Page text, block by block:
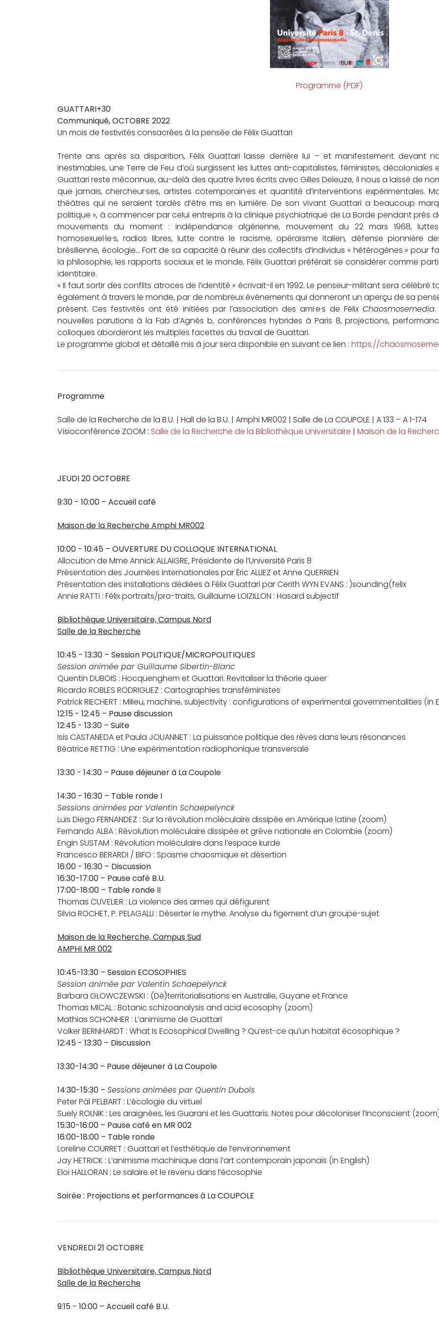
Programme (PDF)
GUATTARI+30
Communiqué,OCTOBRE 2022
Un mois de festivités consacrées à la pensée de Félix Guattari
Trente ans après sa disparition, Félix Guattari laisse derrière lui – et manifestement devant
inestimables, une Terre de Feu d’où surgissent les luttes anti-capitalistes, féministes, décoloniales
Guattari reste méconnue, au-delà des quatre livres écrits avec Gilles Deleuze, il nous a laissé de
que jamais, chercheur·ses, artistes cotemporain·es et quantité d’interventions expérimentales.
théâtres qui ne seraient tardés d’être mis en lumière. De son vivant Guattari a beaucoup
politique », à commencer par celui entrepris à la clinique psychiatrique de La Borde pendant près
mouvements du moment : indépendance algérienne, mouvement du 22 mars 1968,
homosexuel·le·s, radios libres, lutte contre le racisme, opéraïsme italien, défense pionnière
brésilienne, écologie… Fort de sa capacité à réunir des collectifs d’individus « hétérogènes » pour
la philosophie, les rapports sociaux et le monde, Félix Guattari préférait se considérer comme
identitaire.
« Il faut sortir des conflits atroces de l’identité » écrivait-il en 1992. Le penseur-militant sera célébré
également à travers le monde, par de nombreux évènements qui donneront un aperçu de sa
présent. Ces festivités ont été initiées par l’association des ami·e·s de FélixChaosmosemedia
nouvelles parutions à la Fab d’Agnès b, conférences hybrides à Paris 8, projections,
colloques aborderont les multiples facettes du travail de Guattari.
Le programme global et détaillé mis à jour sera disponible en suivant ce lien : https://
Programme
Salle de la Recherche de la B.U. | Hall de la B.U. | Amphi MR002 | Salle de La COUPOLE | A 133 – A 1-174
Visioconférence ZOOM : Salle de la Recherche de la Bibliothèque Universitaire | Maison de la
JEUDI 20 OCTOBRE
9:30 - 10:00 – Accueil café
Maison de la Recherche Amphi MR002
10:00 - 10:45 – OUVERTURE DU COLLOQUE INTERNATIONAL
Allocution de Mme Annick ALLAIGRE, Présidente de l’Université Paris 8
Présentation des Journées internationales par Éric ALLIEZ et Anne QUERRIEN
Présentation des installations dédiées à Félix Guattari par Cerith WYN EVANS : )sounding(felix
Annie RATTI : Félix portraits/pro-traits, Guillaume LOIZILLON : Hasard subjectif
Bibliothèque Universitaire, Campus Nord
Salle de la Recherche
10:45 - 13:30 – Session POLITIQUE/MICROPOLITIQUES
Session animée par Guillaume Sibertin-Blanc
Quentin DUBOIS : Hocquenghem et Guattari. Revitaliser la théorie queer
Ricardo ROBLES RODRIGUEZ : Cartographies transféministes
Patrick RIECHERT : Milieu, machine, subjectivity : configurations of experimental governmentalities (in
12:15 - 12:45 – Pause discussion
12:45 - 13:30 – Suite
Isis CASTANEDA et Paula JOUANNET : La puissance politique des rêves dans leurs résonances
Béatrice RETTIG : Une expérimentation radiophonique transversale
13:30 - 14:30 – Pause déjeuner à La Coupole
14:30 - 16:30 – Table ronde I
Sessions animées par Valentin Schaepelynck
Luis Diego FERNANDEZ : Sur la révolution moléculaire dissipée en Amérique latine (zoom)
Fernando ALBA : Révolution moléculaire dissipée et grève nationale en Colombie (zoom)
Engin SUSTAM : Révolution moléculaire dans l’espace kurde
Francesco BERARDI / BIFO : Spasme chaosmique et désertion
16:00 - 16:30 – Discussion
16:30-17:00 – Pause café B.U.
17:00-18:00 – Table ronde II
Thomas CUVELIER : La violence des armes qui défigurent
Silvia ROCHET, P. PELAGALLI : Déserter le mythe. Analyse du figement d’un groupe-sujet
Maison de la Recherche, Campus Sud
AMPHI MR 002
10:45-13:30 – Session ECOSOPHIES
Session animée par Valentin Schaepelynck
Barbara GLOWCZEWSKI : (Dé)territorialisations en Australie, Guyane et France
Thomas MICAL : Botanic schizoanalysis and acid ecosophy (zoom)
Mathias SCHONHER : L’animisme de Guattari
Volker BERNHARDT : What Is Ecosophical Dwelling ? Qu’est-ce qu’un habitat écosophique ?
12:45 - 13:30 – Discussion
13:30-14:30 – Pause déjeuner à La Coupole
14:30-15:30 – Sessions animées par Quentin Dubois
Peter Pál PELBART : L’écologie du virtuel
Suely ROLNIK : Les araignées, les Guarani et les Guattaris. Notes pour décoloniser l’inconscient
15:30-16:00 – Pause café en MR 002
16:00-18:00 – Table ronde
Loreline COURRET : Guattari et l’esthétique de l’environnement
Jay HETRICK : L’animisme machinique dans l’art contemporain japonais (in English)
Eloi HALLORAN : Le salaire et le revenu dans l’écosophie
Soirée : Projections et performances à La COUPOLE
VENDREDI 21 OCTOBRE
Bibliothèque Universitaire, Campus Nord
Salle de la Recherche
9:15 - 10:00 – Accueil café B.U.